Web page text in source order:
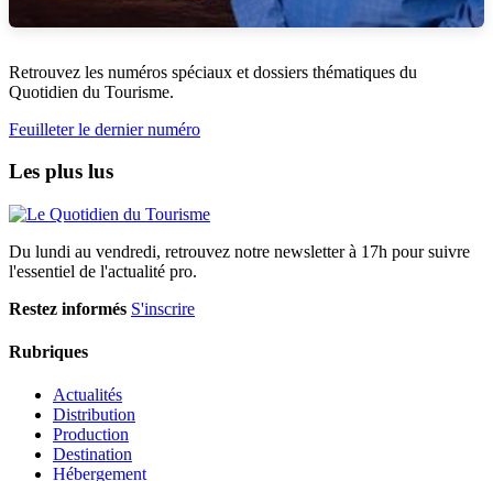
Retrouvez les numéros spéciaux et dossiers thématiques du
Quotidien du Tourisme.
Feuilleter le dernier numéro
Les plus lus
Du lundi au vendredi, retrouvez notre newsletter à 17h pour suivre
l'essentiel de l'actualité pro.
Restez informés S'inscrire
Rubriques
Actualités
Distribution
Production
Destination
Hébergement